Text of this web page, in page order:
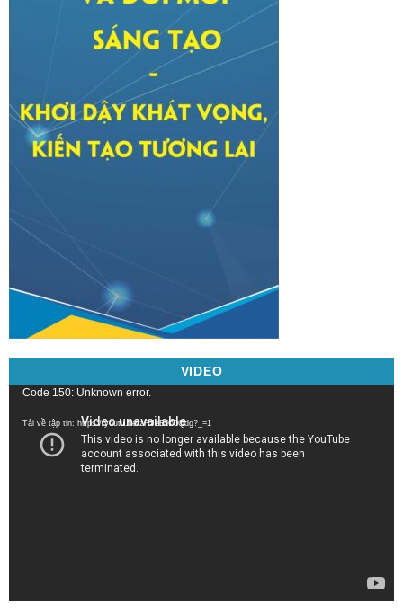
VIDEO
Trình
Code 150: Unknown error.
Tải về tập tin: https://youtu.be/zRJeB950Qdg?_=1